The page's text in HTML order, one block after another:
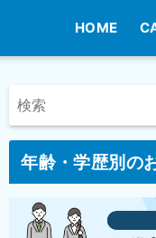
HOME
年齢・学歴別の